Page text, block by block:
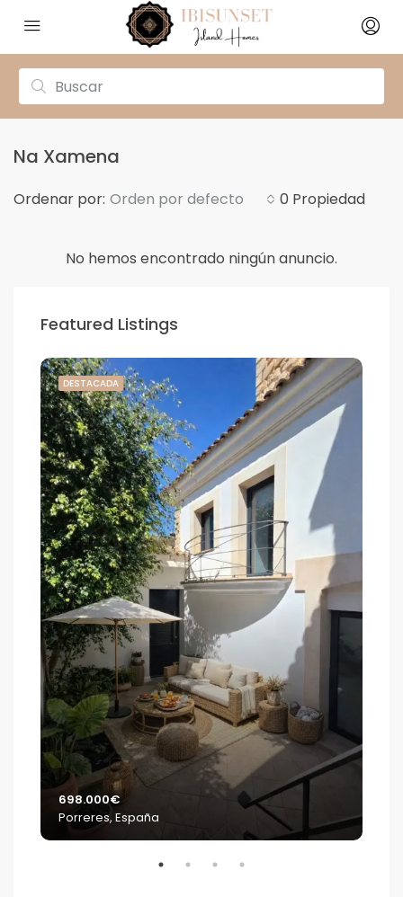
Na Xamena
0 Propiedad
Ordenar por: Orden por defecto
No hemos encontrado ningún anuncio.
Featured Listings
DESTACADA
698.000€
Porreres, España